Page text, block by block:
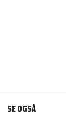
SE OGSÅ